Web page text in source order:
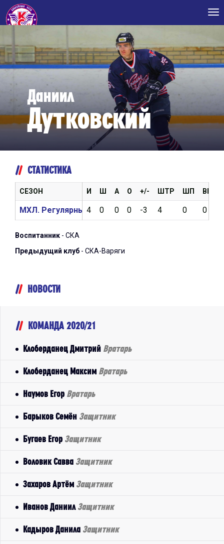
Даниил
Дутковский
СТАТИСТИКА
И Ш А О +/- ШТР ШП ВБР
4 0 0 0 -3 4 0 0
СЕЗОН
МХЛ. Регулярный чемпионат 2020/2021
Воспитанник - СКА
Предыдущий клуб - СКА-Варяги
НОВОСТИ
КОМАНДА 2020/21
Клоберданец Дмитрий Вратарь
Клоберданец Максим Вратарь
Наумов Егор Вратарь
Барыков Семён Защитник
Бугаев Егор Защитник
Воловик Савва Защитник
Захаров Артём Защитник
Иванов Даниил Защитник
Кадыров Данила Защитник